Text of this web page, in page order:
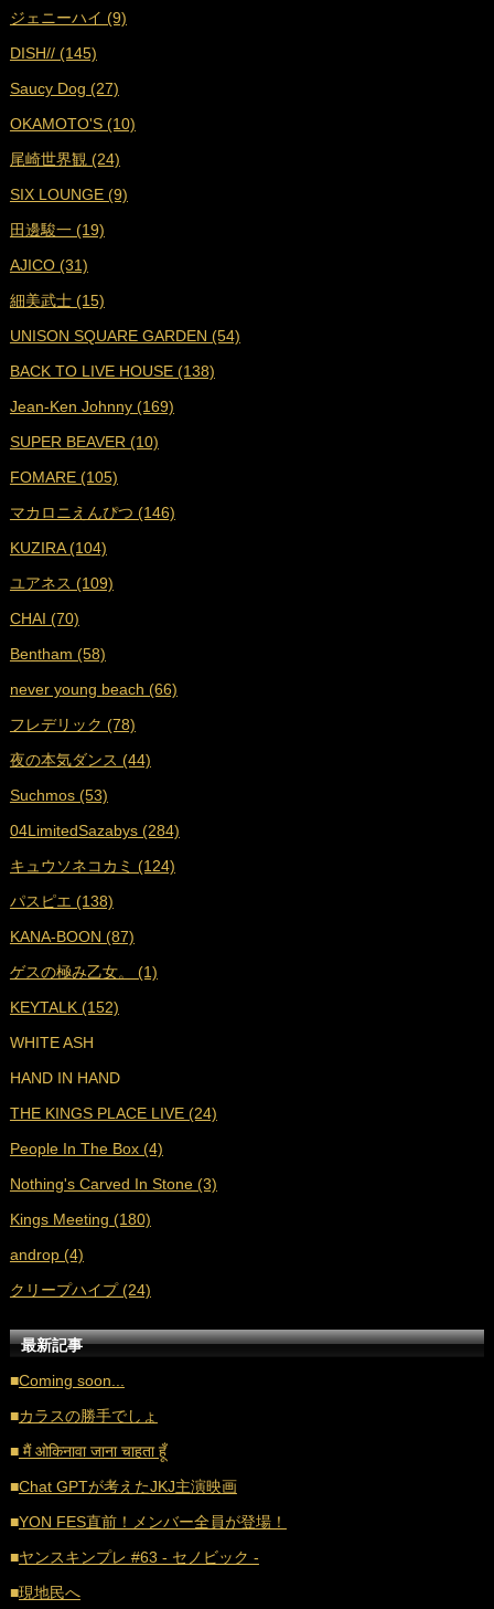
■2024年1月 (18)
■2023年12月 (17)
■2023年11月 (19)
■2023年10月 (17)
■2023年9月 (17)
■2023年8月 (19)
■2023年7月 (16)
■2023年6月 (18)
■2023年5月 (19)
■2023年4月 (18)
■2023年3月 (19)
■2023年2月 (17)
■2023年1月 (17)
■2022年12月 (19)
■2022年11月 (19)
■2022年10月 (16)
■2022年9月 (18)
■2022年8月 (18)
■2022年7月 (18)
■2022年6月 (17)
■2022年5月 (17)
■2022年4月 (16)
■2022年3月 (18)
■2022年2月 (16)
■2022年1月 (17)
■2021年12月 (25)
■2021年11月 (23)
■2021年10月 (25)
■2021年9月 (29)
■2021年8月 (31)
■2021年7月 (38)
■2021年6月 (36)
■2021年5月 (27)
■2021年4月 (35)
■2021年3月 (33)
■2021年2月 (32)
■2021年1月 (38)
■2020年12月 (21)
ジェニーハイ (9)
DISH// (145)
Saucy Dog (27)
OKAMOTO'S (10)
尾崎世界観 (24)
SIX LOUNGE (9)
田邊駿一 (19)
AJICO (31)
細美武士 (15)
UNISON SQUARE GARDEN (54)
BACK TO LIVE HOUSE (138)
Jean-Ken Johnny (169)
SUPER BEAVER (10)
FOMARE (105)
マカロニえんぴつ (146)
KUZIRA (104)
ユアネス (109)
CHAI (70)
Bentham (58)
never young beach (66)
フレデリック (78)
夜の本気ダンス (44)
Suchmos (53)
04LimitedSazabys (284)
キュウソネコカミ (124)
パスピエ (138)
KANA-BOON (87)
ゲスの極み乙女。 (1)
KEYTALK (152)
WHITE ASH
HAND IN HAND
THE KINGS PLACE LIVE (24)
People In The Box (4)
Nothing's Carved In Stone (3)
Kings Meeting (180)
androp (4)
クリープハイプ (24)
最新記事
■Coming soon...
■カラスの勝手でしょ
■मैं ओकिनावा जाना चाहता हूँ
■Chat GPTが考えたJKJ主演映画
■YON FES直前！メンバー全員が登場！
■ヤンスキンプレ #63 - セノビック -
■現地民へ